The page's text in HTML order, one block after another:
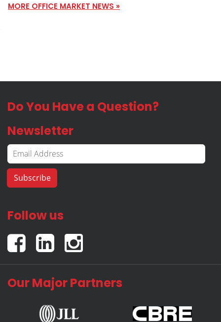
MORE OFFICE MARKET NEWS »
Do You Have a Question?
Newsletter
Follow us
Our Major Partners